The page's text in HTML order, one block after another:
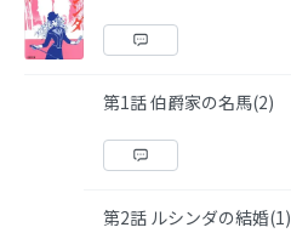
第1話 伯爵家の名馬(2)
第2話 ルシンダの結婚(1)